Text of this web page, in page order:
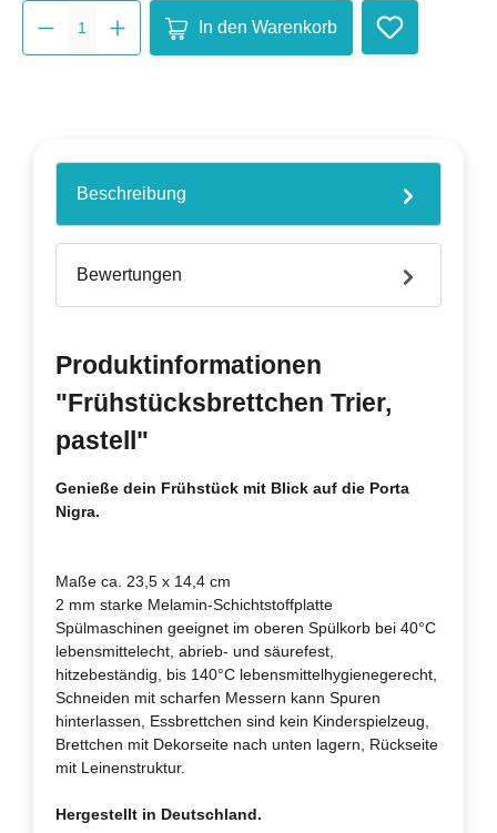
Produkt Anzahl: Gib den
In den Warenkorb
Beschreibung
Bewertungen
Produktinformationen
"Frühstücksbrettchen Trier,
pastell"
Genieße dein Frühstück mit Blick auf die Porta
Nigra.
Maße ca. 23,5 x 14,4 cm
2 mm starke Melamin-Schichtstoffplatte
Spülmaschinen geeignet im oberen Spülkorb bei 40°C
lebensmittelecht, abrieb- und säurefest,
hitzebeständig, bis 140°C lebensmittelhygienegerecht,
Schneiden mit scharfen Messern kann Spuren
hinterlassen, Essbrettchen sind kein Kinderspielzeug,
Brettchen mit Dekorseite nach unten lagern, Rückseite
mit Leinenstruktur.
Hergestellt in Deutschland.